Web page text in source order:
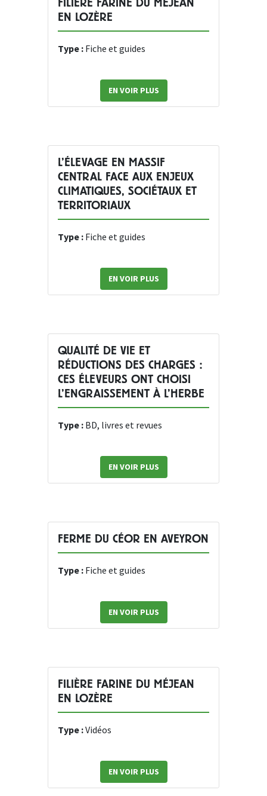
FILIÈRE FARINE DU MÉJEAN
EN LOZÈRE
Type : Fiche et guides
EN VOIR PLUS
L’ÉLEVAGE EN MASSIF
CENTRAL FACE AUX ENJEUX
CLIMATIQUES, SOCIÉTAUX ET
TERRITORIAUX
Type : Fiche et guides
EN VOIR PLUS
QUALITÉ DE VIE ET
RÉDUCTIONS DES CHARGES :
CES ÉLEVEURS ONT CHOISI
L’ENGRAISSEMENT À L’HERBE
Type : BD, livres et revues
EN VOIR PLUS
FERME DU CÉOR EN AVEYRON
Type : Fiche et guides
EN VOIR PLUS
FILIÈRE FARINE DU MÉJEAN
EN LOZÈRE
Type :Vidéos
EN VOIR PLUS